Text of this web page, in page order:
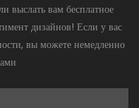
выслать вам бесплатное
дизайнов! Если у вас
вы можете немедленно